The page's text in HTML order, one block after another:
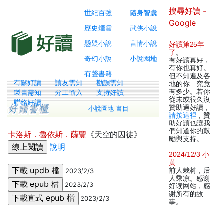
世紀百強
隨身智囊
歷史煙雲
武俠小說
懸疑小說
言情小說
奇幻小說
小說園地
有聲書籍
有關好讀 讀友需知
勘誤需知
製書需知
分工輸入
支持好讀
聯絡好讀
小說園地 書目
卡洛斯．魯依斯．薩豐 《天空的囚徒》
說明
2023/2/3
2023/2/3
2023/2/3
搜尋好讀 -
Google
好讀第25年
了 。
有好讀真好，
有你也真好。
但不知遍及各
地的你，究竟
有多少。若你
從未或很久沒
贊助過好讀，
請按這裡 ，贊
助好讀也讓我
們知道你的鼓
勵與支持。
2024/12/3 小
黄
前人栽树，后
人乘凉。感谢
好读网站，感
谢所有的故
事。